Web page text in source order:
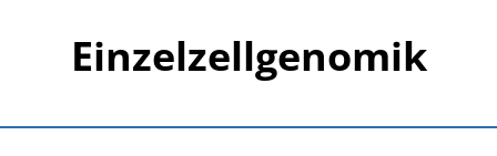
Einzelzellgenomik